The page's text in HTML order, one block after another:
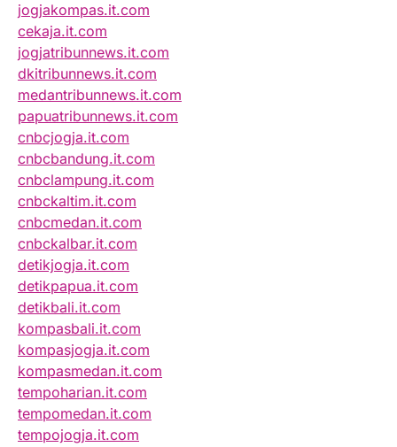
jogjakompas.it.com
cekaja.it.com
jogjatribunnews.it.com
dkitribunnews.it.com
medantribunnews.it.com
papuatribunnews.it.com
cnbcjogja.it.com
cnbcbandung.it.com
cnbclampung.it.com
cnbckaltim.it.com
cnbcmedan.it.com
cnbckalbar.it.com
detikjogja.it.com
detikpapua.it.com
detikbali.it.com
kompasbali.it.com
kompasjogja.it.com
kompasmedan.it.com
tempoharian.it.com
tempomedan.it.com
tempojogja.it.com